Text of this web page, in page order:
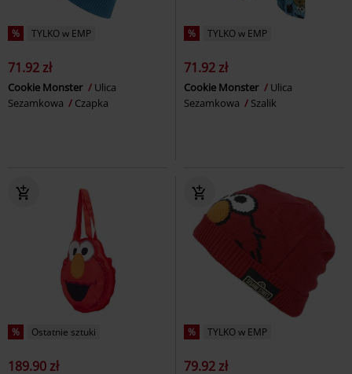
% TYLKO w EMP
71.92 zł
Cookie Monster
Ulica
Sezamkowa
Czapka
% TYLKO w EMP
71.92 zł
Cookie Monster
Ulica
Sezamkowa
Szalik
% Ostatnie sztuki
189.90 zł
% TYLKO w EMP
79.92 zł